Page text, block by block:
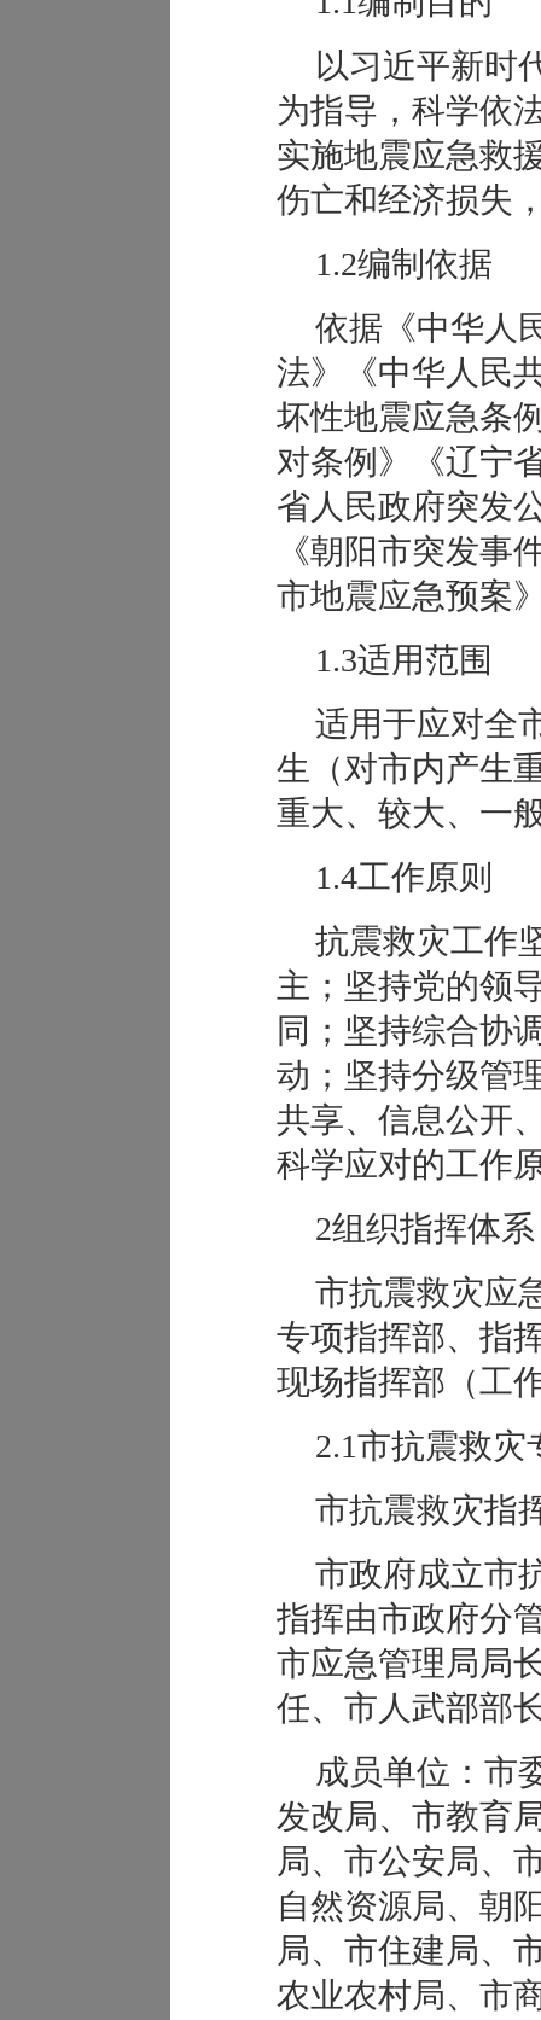
以习近平新时
为指导，科学依
实施地震应急救
伤亡和经济损失
1.2编制依据
依据《中华人
法》《中华人民
坏性地震应急条
对条例》《辽宁
省人民政府突发
《朝阳市突发事
市地震应急预案
1.3适用范围
适用于应对全
生（对市内产生
重大、较大、一
1.4工作原则
抗震救灾工作
主；坚持党的领
同；坚持综合协
动；坚持分级管
共享、信息公开
科学应对的工作
2组织指挥体系
市抗震救灾应
专项指挥部、指
现场指挥部（工
2.1市抗震救
市抗震救灾指
市政府成立市
指挥由市政府分
市应急管理局局
任、市人武部部
成员单位：市
发改局、市教育
局、市公安局、
自然资源局、朝
局、市住建局、
农业农村局、市